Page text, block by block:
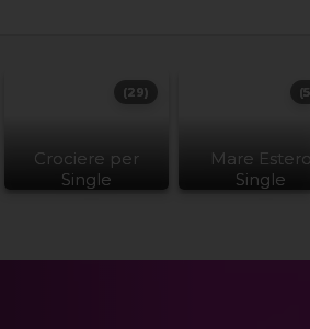
Crociere per
Single
(29)
Mare
Single